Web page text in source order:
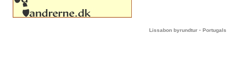
Lissabon byrundtur - Portugals